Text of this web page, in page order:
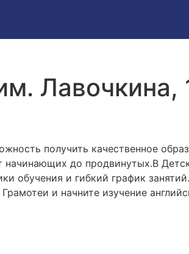
Лавочкина,
получить качественное
начинающих до продвинутых.В
обучения и гибкий график
и начните изучение